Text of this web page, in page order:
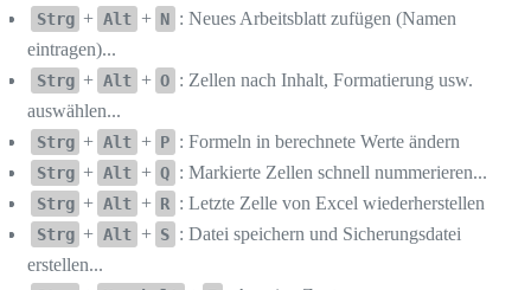
Strg + Alt + N : Neues Arbeitsblatt zufügen (Namen
eintragen)...
Strg + Alt + O : Zellen nach Inhalt, Formatierung usw.
auswählen...
Strg + Alt + P : Formeln in berechnete Werte ändern
Strg + Alt + Q : Markierte Zellen schnell nummerieren...
Strg + Alt + R : Letzte Zelle von Excel wiederherstellen
Strg + Alt + S : Datei speichern und Sicherungsdatei
erstellen...